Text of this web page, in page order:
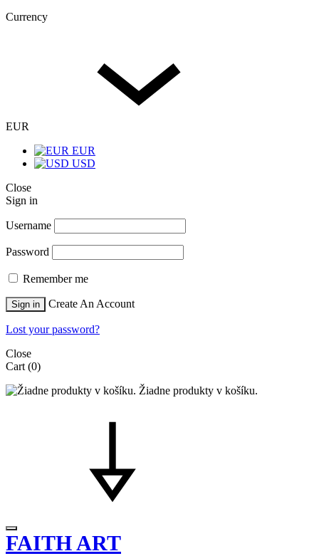
Currency
EUR
EUR
USD
Close
Sign in
Username
Password
Remember me
Sign in Create An Account
Lost your password?
Close
Cart (0)
Žiadne produkty v košíku.
FAITH ART